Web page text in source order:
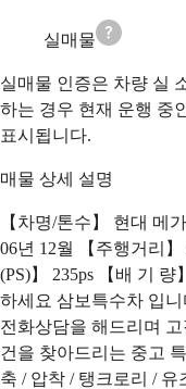
실매물
실매물 인증은 차량 실
하는 경우 현재 운행 중
표시됩니다.
매물 상세 설명
【차명/톤수】 현대 메
06년 12월 【주행거리
(PS)】 235ps 【배 기
하세요 삼보특수차 입
전화상담을 해드리며
건을 찾아드리는 중고
축 / 압착 / 탱크로리 /